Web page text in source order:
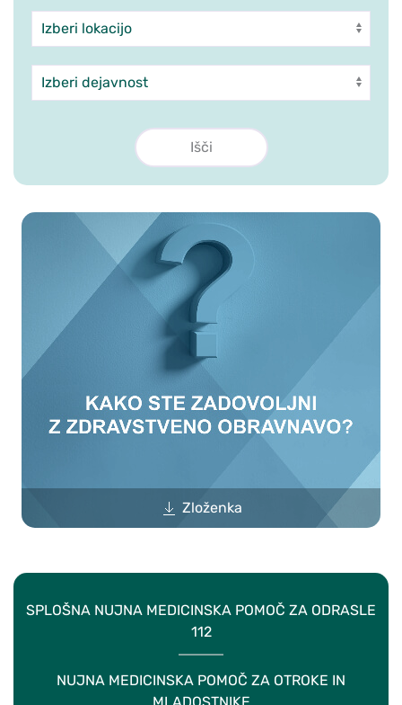
Enota
Dejavnost
Zloženka
SPLOŠNA NUJNA MEDICINSKA POMOČ ZA ODRASLE
112
NUJNA MEDICINSKA POMOČ ZA OTROKE IN